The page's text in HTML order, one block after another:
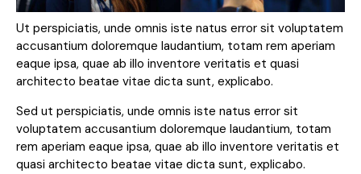
Ut perspiciatis, unde omnis iste natus error sit voluptatem
accusantium doloremque laudantium, totam rem aperiam
eaque ipsa, quae ab illo inventore veritatis et quasi
architecto beatae vitae dicta sunt, explicabo.
Sed ut perspiciatis, unde omnis iste natus error sit
voluptatem accusantium doloremque laudantium, totam
rem aperiam eaque ipsa, quae ab illo inventore veritatis et
quasi architecto beatae vitae dicta sunt, explicabo.